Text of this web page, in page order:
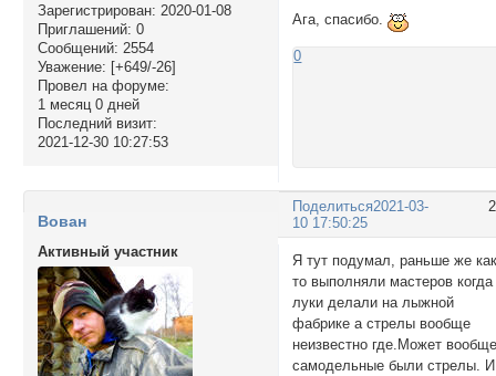
Зарегистрирован: 2020-01-08
Приглашений: 0
Сообщений: 2554
Уважение: [+649/-26]
Провел на форуме:
1 месяц 0 дней
Последний визит:
2021-12-30 10:27:53
Ага, спасибо.
0
Поделиться2021-03-
10 17:50:25
Вован
Активный участник
Я тут подумал, раньше же
то выполняли мастеров когда
луки делали на лыжной
фабрике а стрелы вообще
неизвестно где.Может
самодельные были стрелы. И